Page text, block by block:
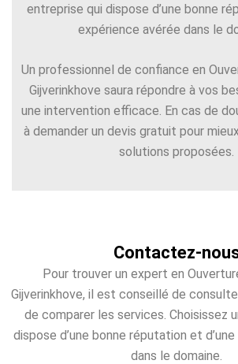
entreprise qui dispose d’une bonne
expérience avérée dans le
Un professionnel de confiance en
Gijverinkhove saura répondre à vos
une intervention efficace. En cas de
à demander un devis gratuit pour
solutions proposées.
Contactez-
Pour trouver un expert en
Gijverinkhove, il est conseillé de
de comparer les services. Choisissez
dispose d’une bonne réputation et
dans le domaine.